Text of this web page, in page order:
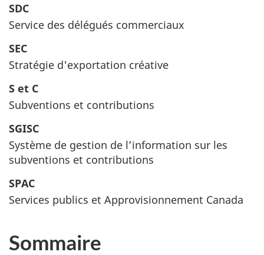
SDC
Service des délégués commerciaux
SEC
Stratégie d'exportation créative
S et C
Subventions et contributions
SGISC
Système de gestion de l’information sur les
subventions et contributions
SPAC
Services publics et Approvisionnement Canada
Sommaire